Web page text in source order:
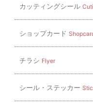
カッティングシール
ショップカード
チラシ Flyer
シール・ステッカー